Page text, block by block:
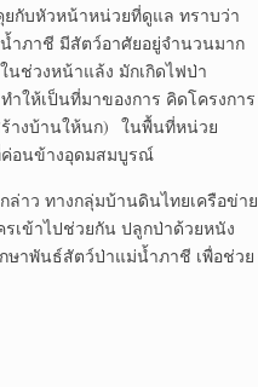
กับหัวหน้าหน่วยที่ดูแล ทราบว่า
ำภาชี มีสัตว์อาศัยอยู่จำนวนมาก
ช่วงหน้าแล้ง มักเกิดไฟป่า
ำให้เป็นที่มาของการ คิดโครงการ
างบ้านให้นก) ในพื้นที่หน่วย
อนข้างอุดมสมบูรณ์
กลุ่มบ้านดินไทยเครือข่าย
เข้าไปช่วยกัน ปลูกป่าด้วยหนัง
าพันธ์สัตว์ป่าแม่น้ำภาชี เพื่อช่วย